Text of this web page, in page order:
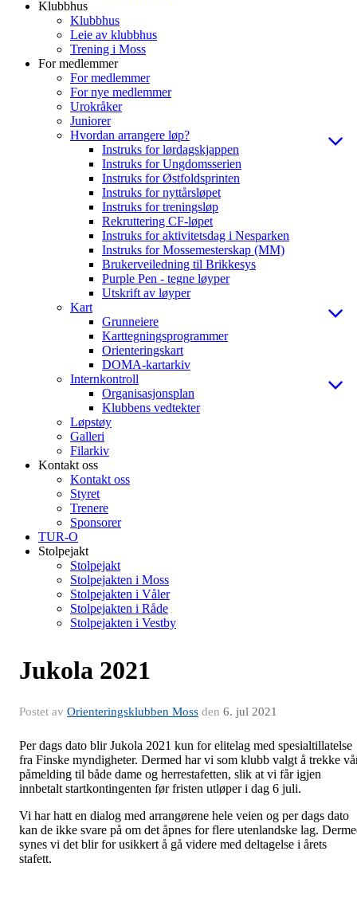
Klubbhus
Klubbhus
Leie av klubbhus
Trening i Moss
For medlemmer
For medlemmer
For nye medlemmer
Urokråker
Juniorer
Hvordan arrangere løp?
Instruks for lørdagskjappen
Instruks for Ungdomsserien
Instruks for Østfoldsprinten
Instruks for nyttårsløpet
Instruks for treningsløp
Rekruttering CF-løpet
Instruks for aktivitetsdag i Nesparken
Instruks for Mossemesterskap (MM)
Brukerveiledning til Brikkesys
Purple Pen - tegne løyper
Utskrift av løyper
Kart
Grunneiere
Karttegningsprogrammer
Orienteringskart
DOMA-kartarkiv
Internkontroll
Organisasjonsplan
Klubbens vedtekter
Løpstøy
Galleri
Filarkiv
Kontakt oss
Kontakt oss
Styret
Trenere
Sponsorer
TUR-O
Stolpejakt
Stolpejakt
Stolpejakten i Moss
Stolpejakten i Våler
Stolpejakten i Råde
Stolpejakten i Vestby
Jukola 2021
Postet av Orienteringsklubben Moss den 6. jul 2021
Per dags dato blir Jukola 2021 kun for elitelag med spesialtillatelse
fra Finske myndigheter. Dermed har vi som klubb valgt å trekke
påmelding til både dame og herrestafetten, slik at vi får igjen
innbetalt startkontingenten før fristen utløper i dag 6 juli.
Vi har hatt en dialog med arrangørene hele veien og per dags dato
kan de ikke svare på om det åpnes for flere utenlandske lag.
synes vi det blir for usikkert å gå videre med deltagelse i årets
stafett.